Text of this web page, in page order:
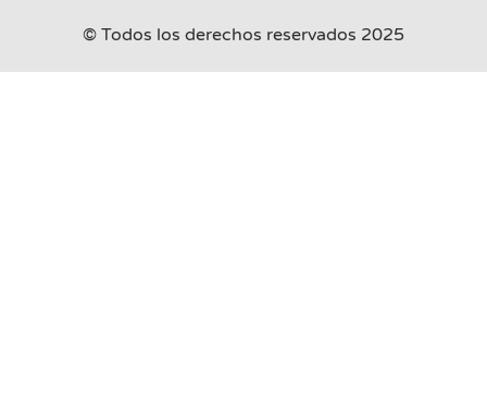
© Todos los derechos reservados 2025